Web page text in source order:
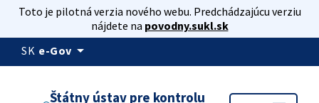
Toto je pilotná verzia nového webu. Predchádzajúcu verziu
nájdete na povodny.sukl.sk
SK e-Gov arrow_drop_down
Štátny ústav pre kontrolu